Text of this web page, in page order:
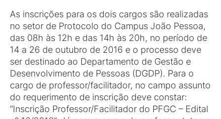
As inscrições para os dois cargos são realizadas
no setor de Protocolo do Campus João Pessoa,
das 08h às 12h e das 14h às 20h, no período de
14 a 26 de outubro de 2016 e o processo deve
ser destinado ao Departamento de Gestão e
Desenvolvimento de Pessoas (DGDP). Para o
cargo de professor/facilitador, no campo assunto
do requerimento de inscrição deve constar:
“Inscrição Professor/Facilitador do PFGC – Edital